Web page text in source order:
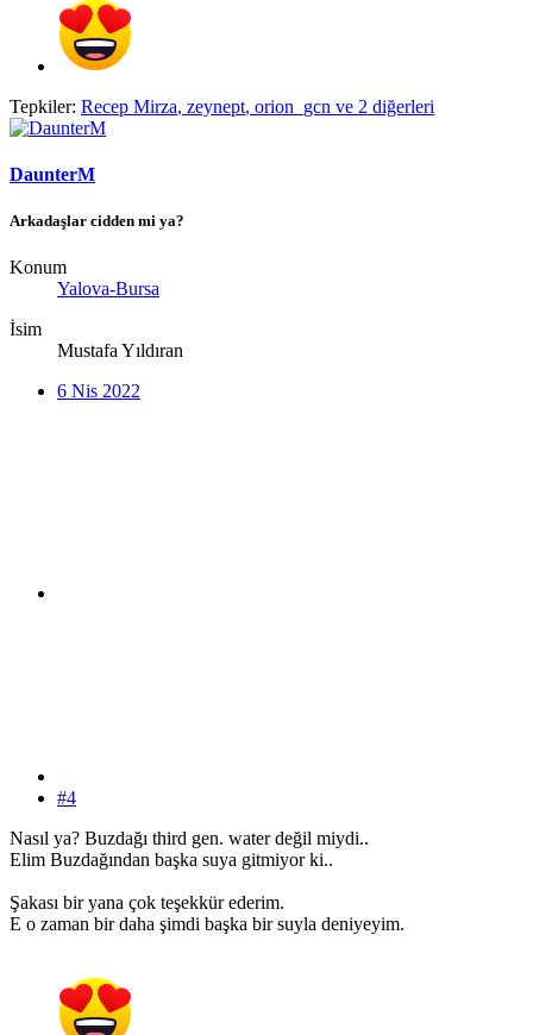
Tepkiler: Recep Mirza, zeynept, orion_gcn ve 2 diğerleri
DaunterM
Arkadaşlar cidden mi ya?
Konum
Yalova-Bursa
İsim
Mustafa Yıldıran
6 Nis 2022
#4
Nasıl ya? Buzdağı third gen. water değil miydi..
Elim Buzdağından başka suya gitmiyor ki..
Şakası bir yana çok teşekkür ederim.
E o zaman bir daha şimdi başka bir suyla deniyeyim.